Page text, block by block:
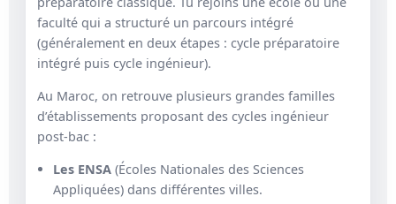
faculté qui a structuré un parcours intégré
(généralement en deux étapes : cycle préparatoire
intégré puis cycle ingénieur).
Au Maroc, on retrouve plusieurs grandes familles
d’établissements proposant des cycles ingénieur
post-bac :
Les ENSA (Écoles Nationales des Sciences
Appliquées) dans différentes villes.